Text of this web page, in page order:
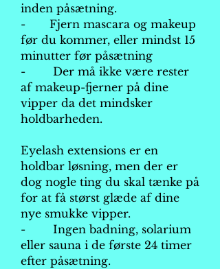
inden påsætning.
- Fjern mascara og makeup
før du kommer, eller mindst 15
minutter før påsætning
- Der må ikke være rester
af makeup-fjerner på dine
vipper da det mindsker
holdbarheden.
Eyelash extensions er en
holdbar løsning, men der er
dog nogle ting du skal tænke på
for at få størst glæde af dine
nye smukke vipper.
- Ingen badning, solarium
eller sauna i de første 24 timer
efter påsætning.